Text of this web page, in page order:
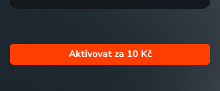
Aktivovat za 10 Kč